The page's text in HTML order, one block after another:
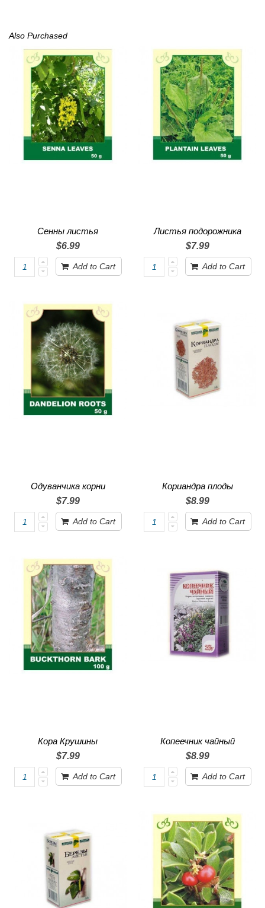
Also Purchased
Сенны листья
$6.99
Add to Cart
Листья подорожника
$7.99
Add to Cart
Одуванчика корни
$7.99
Add to Cart
Кориандра плоды
$8.99
Add to Cart
Кора Крушины
$7.99
Add to Cart
Копеечник чайный
$8.99
Add to Cart